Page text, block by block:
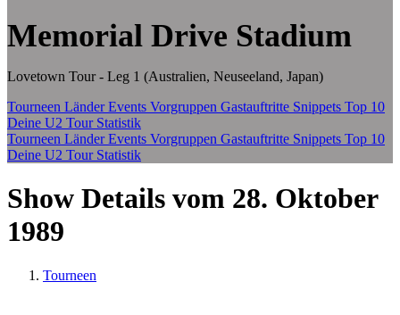
Memorial Drive Stadium
Lovetown Tour - Leg 1 (Australien, Neuseeland, Japan)
Tourneen LänderEvents Vorgruppen Gastauftritte Snippets Top 10
Deine U2 Tour Statistik
Tourneen LänderEvents Vorgruppen Gastauftritte Snippets Top 10
Deine U2 Tour Statistik
Show Details vom 28. Oktober
1989
Tourneen